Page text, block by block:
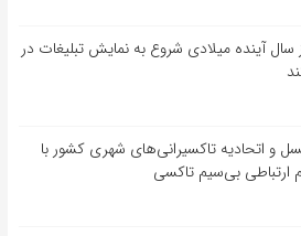
سال آینده میلادی شروع به نمایش تبلیغات در
و اتحادیه تاکسیرانی‌های شهری کشور با
ارتباطی بی‌سیم تاکسی